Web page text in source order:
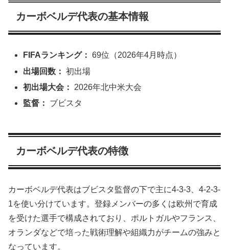
カーボベルデ代表の基本情報
FIFAランキング： 69位（2026年4月時点）
出場回数： 初出場
初出場大会：
2026年北中米大会
監督：
ブビスタ
カーボベルデ代表の特徴
カーボベルデ代表はブビスタ監督の下で主に4-3-3、4-2-3-
1を使い分けています。登録メンバーの多くは欧州で育成
を受けた選手で構成されており、ポルトガルやフランス、
オランダなどで培った戦術理解や組織力がチームの強みと
なっています。